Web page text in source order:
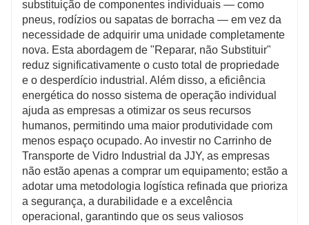
substituição de componentes individuais — como
pneus, rodízios ou sapatas de borracha — em vez da
necessidade de adquirir uma unidade completamente
nova. Esta abordagem de "Reparar, não Substituir"
reduz significativamente o custo total de propriedade
e o desperdício industrial. Além disso, a eficiência
energética do nosso sistema de operação individual
ajuda as empresas a otimizar os seus recursos
humanos, permitindo uma maior produtividade com
menos espaço ocupado. Ao investir no Carrinho de
Transporte de Vidro Industrial da JJY, as empresas
não estão apenas a comprar um equipamento; estão a
adotar uma metodologia logística refinada que prioriza
a segurança, a durabilidade e a excelência
operacional, garantindo que os seus valiosos